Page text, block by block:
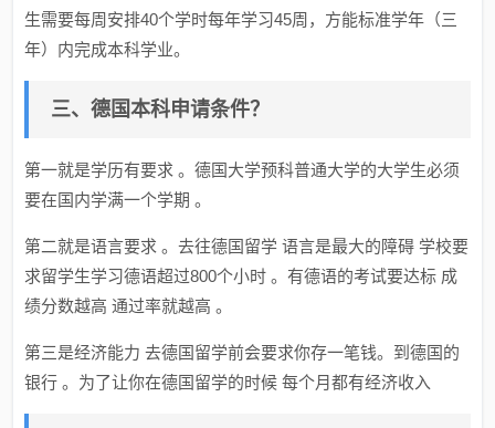
生需要每周安排40个学时每年学习45周，方能标准学年（三
年）内完成本科学业。
三、德国本科申请条件？
第一就是学历有要求 。德国大学预科普通大学的大学生必须
要在国内学满一个学期 。
第二就是语言要求 。去往德国留学 语言是最大的障碍 学校要
求留学生学习德语超过800个小时 。有德语的考试要达标 成
绩分数越高 通过率就越高 。
第三是经济能力 去德国留学前会要求你存一笔钱。到德国的
银行 。为了让你在德国留学的时候 每个月都有经济收入